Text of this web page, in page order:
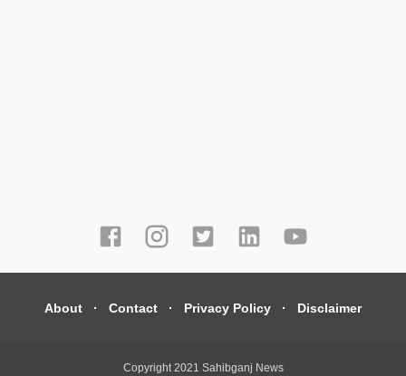
About Contact Privacy Policy Disclaimer
Copyright 2021 Sahibganj News